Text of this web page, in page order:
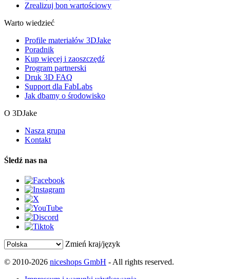
Zrealizuj bon wartościowy
Warto wiedzieć
Profile materiałów 3DJake
Poradnik
Kup więcej i zaoszczędź
Program partnerski
Druk 3D FAQ
Support dla FabLabs
Jak dbamy o środowisko
O 3DJake
Nasza grupa
Kontakt
Śledź nas na
Zmień kraj/język
© 2010-2026 niceshops GmbH - All rights reserved.